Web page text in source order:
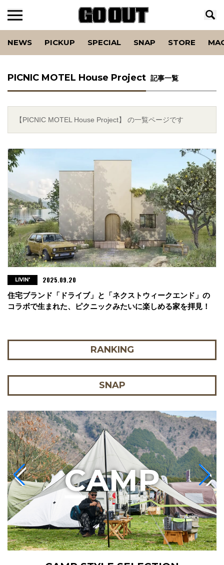
NEWS PICKUP SPECIAL SNAP STORE
PICNIC MOTEL House Project 記事一覧
【PICNIC MOTEL House Project】 の一覧ページです
住宅ブランド「ドライブ」と「ネクストウィークエンド」の
コラボで生まれた、ピクニックみたいに楽しめる家を拝見！
LIVIN' 2025.09.20
RANKING
SNAP
CAMP